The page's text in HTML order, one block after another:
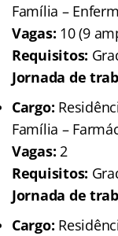
Família –
Vagas: 10 (9
Requisitos:
Jornada de
Cargo:
Família –
Vagas: 2
Requisitos:
Jornada de
Cargo: